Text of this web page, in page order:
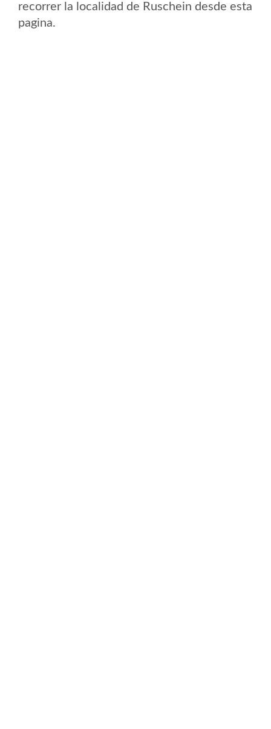
recorrer la localidad de Ruschein desde esta
pagina.